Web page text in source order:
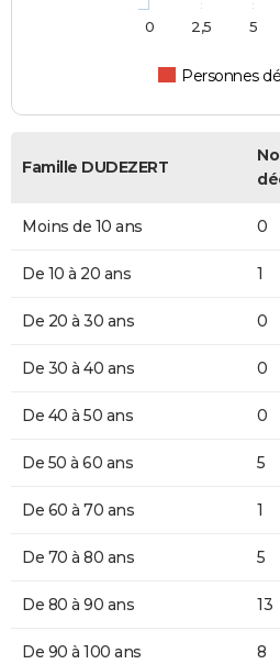
Personnes
0 2,5 5
Famille DUDEZERT
Moins de 10 ans 0
De 10 à 20 ans 1
De 20 à 30 ans 0
De 30 à 40 ans 0
De 40 à 50 ans 0
De 50 à 60 ans 5
De 60 à 70 ans 1
De 70 à 80 ans 5
De 80 à 90 ans 13
De 90 à 100 ans 8